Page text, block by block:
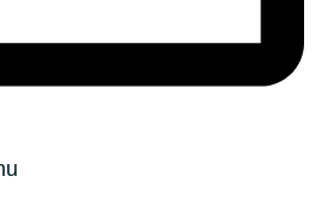
a linkedre